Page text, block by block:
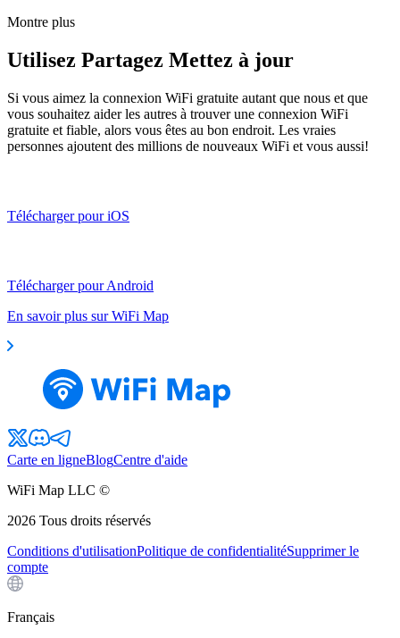
Montre plus
Utilisez Partagez Mettez à jour
Si vous aimez la connexion WiFi gratuite autant que nous et que
vous souhaitez aider les autres à trouver une connexion WiFi
gratuite et fiable, alors vous êtes au bon endroit. Les vraies
personnes ajoutent des millions de nouveaux WiFi et vous aussi!
Télécharger pour iOS
Télécharger pour Android
En savoir plus sur WiFi Map
Carte en ligneBlogCentre d'aide
WiFi Map LLC ©
2026 Tous droits réservés
Conditions d'utilisationPolitique de confidentialitéSupprimer le
compte
Français